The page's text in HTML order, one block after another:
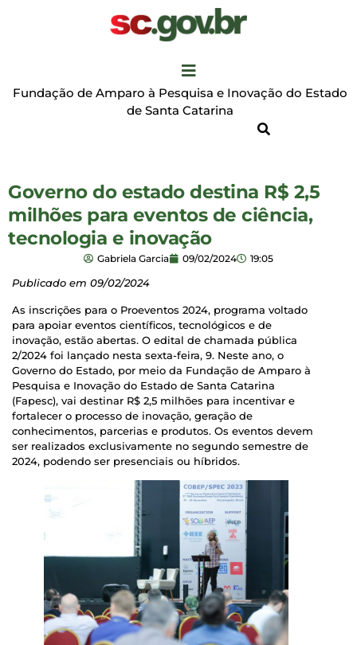
Fundação de Amparo à Pesquisa e Inovação do Estado
de Santa Catarina
Governo do estado destina R$ 2,5
milhões para eventos de ciência,
tecnologia e inovação
Gabriela Garcia 09/02/2024 19:05
Publicado em 09/02/2024
As inscrições para o Proeventos 2024, programa voltado
para apoiar eventos científicos, tecnológicos e de
inovação, estão abertas. O edital de chamada pública
2/2024 foi lançado nesta sexta-feira, 9. Neste ano, o
Governo do Estado, por meio da Fundação de Amparo à
Pesquisa e Inovação do Estado de Santa Catarina
(Fapesc), vai destinar R$ 2,5 milhões para incentivar e
fortalecer o processo de inovação, geração de
conhecimentos, parcerias e produtos. Os eventos devem
ser realizados exclusivamente no segundo semestre de
2024, podendo ser presenciais ou híbridos.